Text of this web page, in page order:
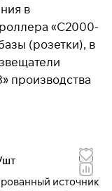
в
«С2000-
(розетки), в
производства
шт
источник